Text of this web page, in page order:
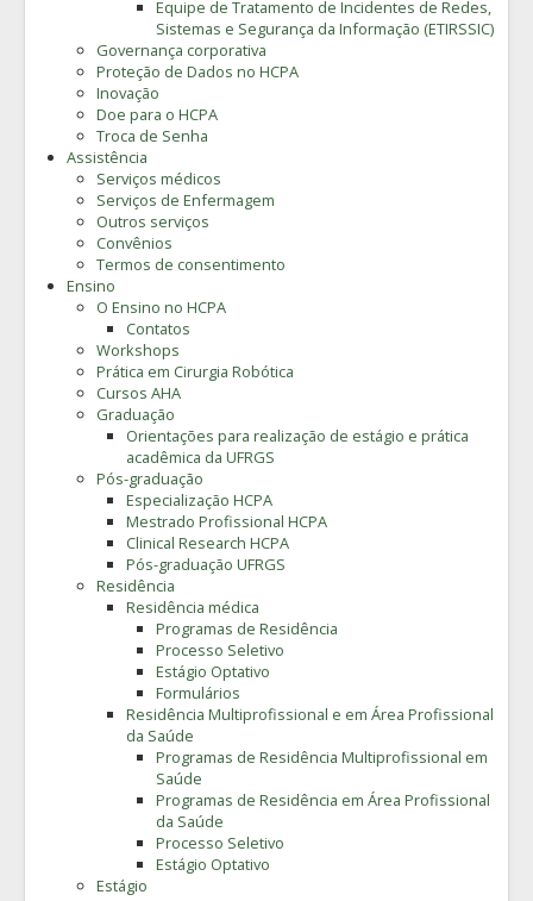
Equipe de Tratamento de Incidentes de Redes,
Sistemas e Segurança da Informação (ETIRSSIC)
Governança corporativa
Proteção de Dados no HCPA
Inovação
Doe para o HCPA
Troca de Senha
Assistência
Serviços médicos
Serviços de Enfermagem
Outros serviços
Convênios
Termos de consentimento
Ensino
O Ensino no HCPA
Contatos
Workshops
Prática em Cirurgia Robótica
Cursos AHA
Graduação
Orientações para realização de estágio e prática
acadêmica da UFRGS
Pós-graduação
Especialização HCPA
Mestrado Profissional HCPA
Clinical Research HCPA
Pós-graduação UFRGS
Residência
Residência médica
Programas de Residência
Processo Seletivo
Estágio Optativo
Formulários
Residência Multiprofissional e em Área Profissional
da Saúde
Programas de Residência Multiprofissional em
Saúde
Programas de Residência em Área Profissional
da Saúde
Processo Seletivo
Estágio Optativo
Estágio